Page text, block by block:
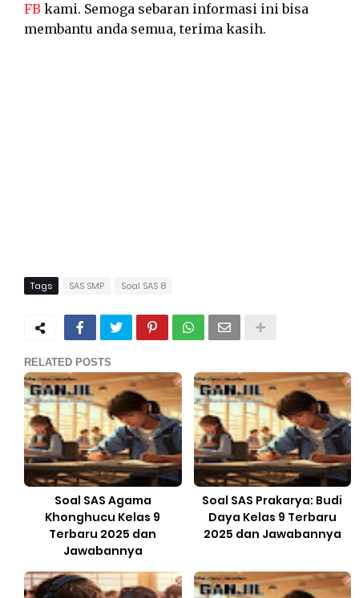
FB kami. Semoga sebaran informasi ini bisa
membantu anda semua, terima kasih.
Tags SAS SMP Soal SAS 8
RELATED POSTS
Soal SAS Agama
Khonghucu Kelas 9
Terbaru 2025 dan
Jawabannya
Soal SAS Prakarya: Budi
Daya Kelas 9 Terbaru
2025 dan Jawabannya